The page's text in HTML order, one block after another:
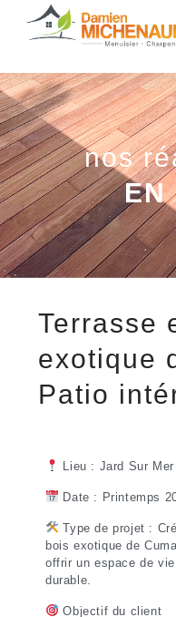
nos
EN
Terrasse
exotique
Patio
Lieu : Jard Sur Mer
Date : Printemps
Type de projet :
bois exotique de
offrir un espace de
durable.
Objectif du client